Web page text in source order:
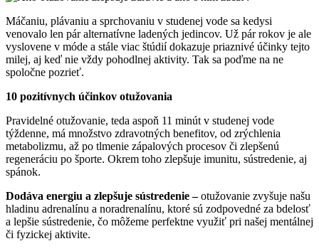
Máčaniu, plávaniu a sprchovaniu v studenej vode sa kedysi
venovalo len pár alternatívne ladených jedincov. Už pár rokov je ale
vyslovene v móde a stále viac štúdií dokazuje priaznivé účinky tejto
milej, aj keď nie vždy pohodlnej aktivity. Tak sa poďme na ne
spoločne pozrieť.
10 pozitívnych účinkov otužovania
Pravidelné otužovanie, teda aspoň 11 minút v studenej vode
týždenne, má množstvo zdravotných benefitov, od zrýchlenia
metabolizmu, až po tlmenie zápalových procesov či zlepšenú
regeneráciu po športe. Okrem toho zlepšuje imunitu, sústredenie, aj
spánok.
Dodáva energiu a zlepšuje sústredenie –otužovanie zvyšuje našu
hladinu adrenalínu a noradrenalínu, ktoré sú zodpovedné za bdelosť
a lepšie sústredenie, čo môžeme perfektne využiť pri našej mentálnej
či fyzickej aktivite.